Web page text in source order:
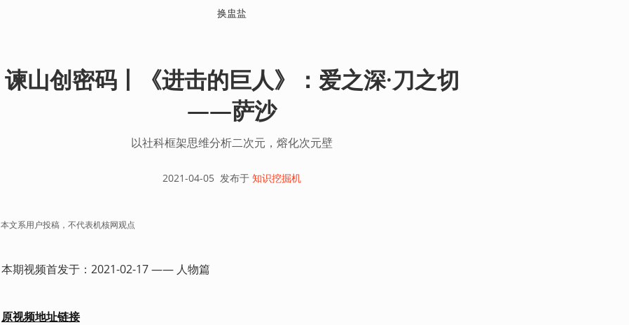
换盅盐
谏山创密码丨《进击的巨人》：爱之深·刀之切
——萨沙
以社科框架思维分析二次元，熔化次元壁
2021-04-05 发布于 知识挖掘机
本文系用户投稿，不代表机核网观点
本期视频首发于：2021-02-17 —— 人物篇
原视频地址链接